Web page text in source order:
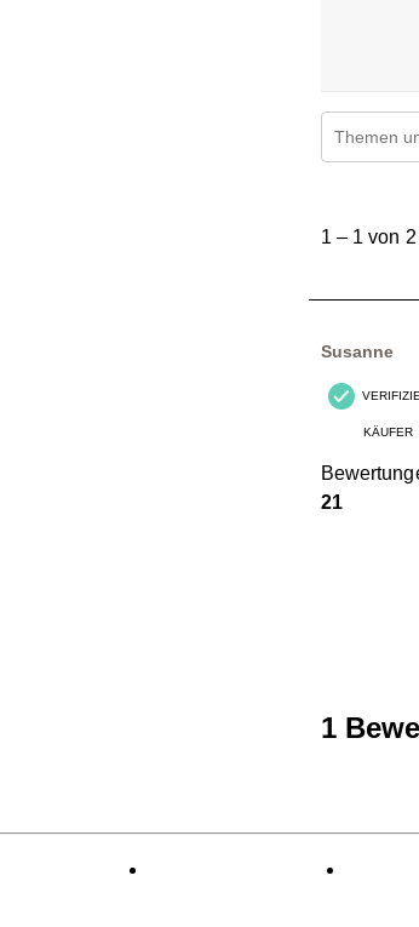
bis
Bewertungen.
1 – 1 von 2
Susanne
KÄUFER
21
1